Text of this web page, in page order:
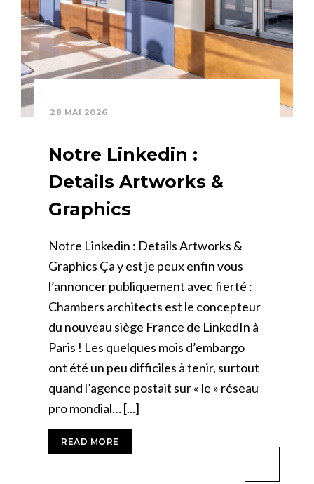
28 MAI 2026
Notre Linkedin :
Details Artworks &
Graphics
Notre Linkedin : Details Artworks &
Graphics Ça y est je peux enfin vous
l’annoncer publiquement avec fierté :
Chambers architects est le concepteur
du nouveau siège France de LinkedIn à
Paris ! Les quelques mois d’embargo
ont été un peu difficiles à tenir, surtout
quand l’agence postait sur « le » réseau
pro mondial… [...]
READ MORE